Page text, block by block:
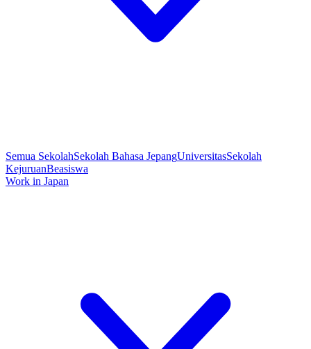
Semua SekolahSekolah Bahasa JepangUniversitasSekolah
KejuruanBeasiswa
Work in Japan